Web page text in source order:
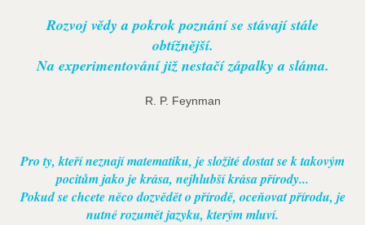
Rozvoj vědy a pokrok poznání se stávají stále
obtížnější.
Na experimentování již nestačí zápalky a sláma.
R. P. Feynman
Pro ty, kteří neznají matematiku, je složité dostat se k takovým
pocitům jako je krása, nejhlubší krása přírody...
Pokud se chcete něco dozvědět o přírodě, oceňovat přírodu, je
nutné rozumět jazyku, kterým mluví.